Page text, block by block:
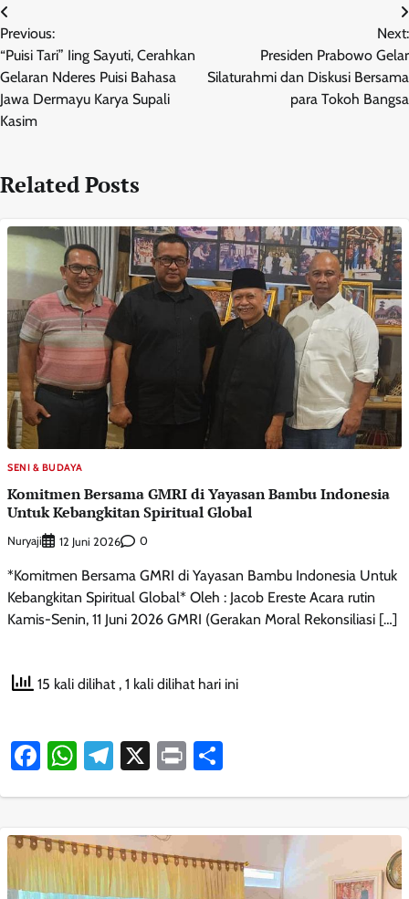
Navigasi
pos
Previous:
“Puisi Tari” Iing Sayuti, Cerahkan
Gelaran Nderes Puisi Bahasa
Jawa Dermayu Karya Supali
Kasim
Next:
Presiden Prabowo Gelar
Silaturahmi dan Diskusi Bersama
para Tokoh Bangsa
Related Posts
SENI & BUDAYA
Komitmen Bersama GMRI di Yayasan Bambu Indonesia
Untuk Kebangkitan Spiritual Global
Nuryaji 12 Juni 2026 0
*Komitmen Bersama GMRI di Yayasan Bambu Indonesia Untuk
Kebangkitan Spiritual Global* Oleh : Jacob Ereste Acara rutin
Kamis-Senin, 11 Juni 2026 GMRI (Gerakan Moral Rekonsiliasi […]
15 kali dilihat , 1 kali dilihat hari ini
Facebook
WhatsApp
Telegram
X Print